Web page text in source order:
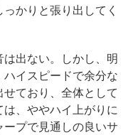
かりと張り出してく
出ない。しかし、明
イスピードで余分な
ており、全体として
、ややハイ上がりに
プで見通しの良いサ